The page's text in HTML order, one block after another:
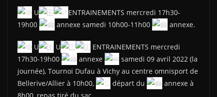
U
ENTRAINEMENTS mercredi 17h30-
19h00
annexe samedi 10h00-11h00 annexe.
U U
ENTRAINEMENTS mercredi
17h30-19h00
annexe
samedi 09 avril 2022 (la
journée), Tournoi Dufau à Vichy au centre omnisport de
Bellerive/Allier à 10h00,
départ du
annexe à